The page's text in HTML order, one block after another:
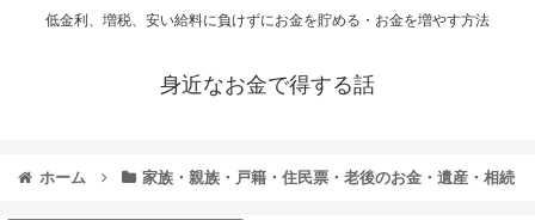
低金利、増税、安い給料に負けずにお金を貯める・お金を増やす方法
身近なお金で得する話
ホーム 家族・親族・戸籍・住民票・老後のお金・遺産・相続